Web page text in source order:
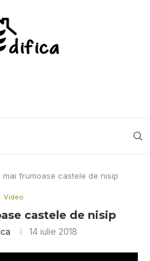
mai frumoase castele de nisip
Video
castele de nisip
14 iulie 2018